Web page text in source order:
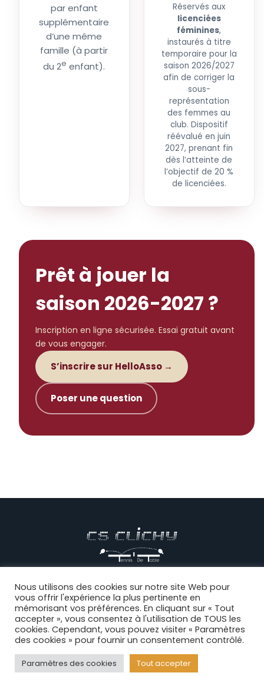
par enfant
supplémentaire
d’une même
famille (à partir
du 2e enfant).
Réservés aux
licenciées
féminines,
instaurés à titre
temporaire pour la
saison 2026/2027
afin de corriger la
sous-
représentation
des femmes au
club. Dispositif
réévalué en juin
2027, prenant fin
dès l’atteinte de
l’objectif de 20 %
de licenciées.
Prêt à jouer la
saison 2026-2027 ?
Inscription en ligne sécurisée. Essai gratuit avant
de vous engager.
S’inscrire sur HelloAsso →
Poser une question
© CS CLICHY Tennis de Table, Tous droits réservés | Mentions
légales|CGV|Politique de confidentialité|Règlement intérieur
Connexion
Facebook
Nous utilisons des cookies sur notre site Web pour
vous offrir l'expérience la plus pertinente en
mémorisant vos préférences. En cliquant sur « Tout
accepter », vous consentez à l'utilisation de TOUS les
cookies. Cependant, vous pouvez visiter « Paramètres
des cookies » pour fournir un consentement contrôlé.
Paramètres des cookies Tout accepter